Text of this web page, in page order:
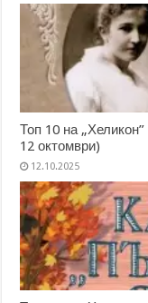
Топ 10 на
12 октомври)
12.10.2025